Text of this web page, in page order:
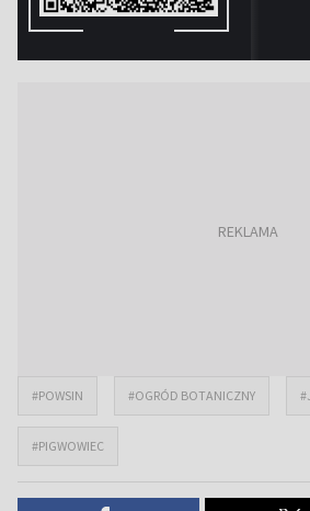
#POWSIN #OGRÓD BOTANICZNY
#PIGWOWIEC